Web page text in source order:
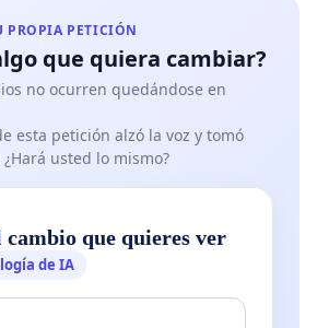
PETICIÓN
que quiera cambiar?
no ocurren quedándose en
esta petición alzó la voz y tomó
usted lo mismo?
cambio que quieres ver
de IA